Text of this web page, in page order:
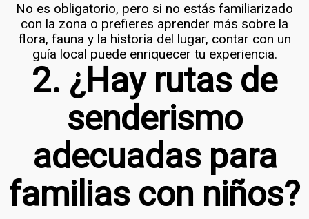
No es obligatorio, pero si no estás familiarizado
con la zona o prefieres aprender más sobre la
flora, fauna y la historia del lugar, contar con un
guía local puede enriquecer tu experiencia.
2. ¿Hay rutas de
senderismo
adecuadas para
familias con niños?